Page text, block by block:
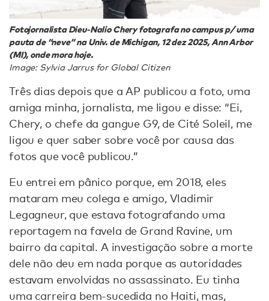
Fotojornalista Dieu-Nalio Chery fotografa no campus p/ uma
pauta de “neve” na Univ. de Michigan, 12 dez 2025, Ann Arbor
(MI), onde mora hoje.
Image: Sylvia Jarrus for Global Citizen
Três dias depois que a AP publicou a foto, uma
amiga minha, jornalista, me ligou e disse: “Ei,
Chery, o chefe da gangue G9, de Cité Soleil, me
ligou e quer saber sobre você por causa das
fotos que você publicou.”
Eu entrei em pânico porque, em 2018, eles
mataram meu colega e amigo, Vladimir
Legagneur, que estava fotografando uma
reportagem na favela de Grand Ravine, um
bairro da capital. A investigação sobre a morte
dele não deu em nada porque as autoridades
estavam envolvidas no assassinato. Eu tinha
uma carreira bem-sucedida no Haiti, mas,